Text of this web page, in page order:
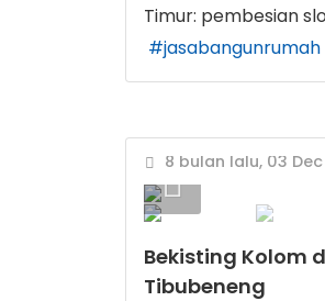
Timur: pembesian
#jasabangunrumah
8 bulan lalu, 03
Bekisting Kolom
Tibubeneng